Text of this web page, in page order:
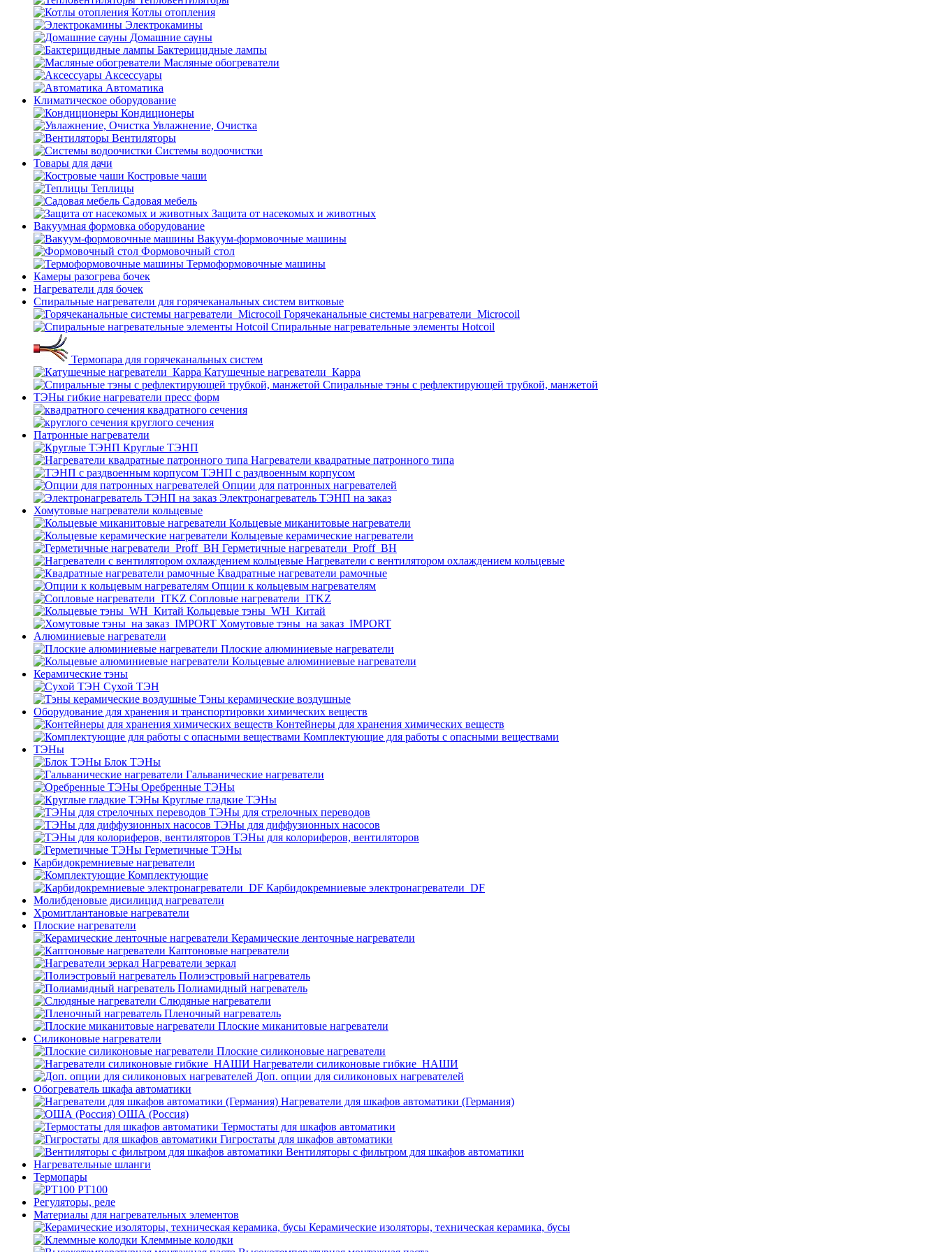
Котлы отопления
Электрокамины
Домашние сауны
Бактерицидные лампы
Масляные обогреватели
Аксессуары
Автоматика
Климатическое оборудование
Кондиционеры
Увлажнение, Очистка
Вентиляторы
Системы водоочистки
Товары для дачи
Костровые чаши
Теплицы
Садовая мебель
Защита от насекомых и животных
Вакуумная формовка оборудование
Вакуум-формовочные машины
Формовочный стол
Термоформовочные машины
Камеры разогрева бочек
Нагреватели для бочек
Спиральные нагреватели для горячеканальных систем витковые
Горячеканальные системы нагреватели_Microcoil
Спиральные нагревательные элементы Hotcoil
Термопара для горячеканальных систем
Катушечные нагреватели_Карра
Спиральные тэны с рефлектирующей трубкой, манжетой
ТЭНы гибкие нагреватели пресс форм
квадратного сечения
круглого сечения
Патронные нагреватели
Круглые ТЭНП
Нагреватели квадратные патронного типа
ТЭНП с раздвоенным корпусом
Опции для патронных нагревателей
Электронагреватель ТЭНП на заказ
Хомутовые нагреватели кольцевые
Кольцевые миканитовые нагреватели
Кольцевые керамические нагреватели
Герметичные нагреватели_Proff_BH
Нагреватели с вентилятором охлаждением кольцевые
Квадратные нагреватели рамочные
Опции к кольцевым нагревателям
Cопловые нагреватели_ITKZ
Кольцевые тэны_WH_Китай
Хомутовые тэны_на заказ_IMPORT
Алюминиевые нагреватели
Плоские алюминиевые нагреватели
Кольцевые алюминиевые нагреватели
Керамические тэны
Сухой ТЭН
Тэны керамические воздушные
Оборудование для хранения и транспортировки химических веществ
Контейнеры для хранения химических веществ
Комплектующие для работы с опасными веществами
ТЭНы
Блок ТЭНы
Гальванические нагреватели
Оребренные ТЭНы
Круглые гладкие ТЭНы
ТЭНы для стрелочных переводов
ТЭНы для диффузионных насосов
ТЭНы для колориферов, вентиляторов
Герметичные ТЭНы
Карбидокремниевые нагреватели
Комплектующие
Карбидокремниевые электронагреватели_DF
Молибденовые дисилицид нагреватели
Хромитлантановые нагреватели
Плоские нагреватели
Керамические ленточные нагреватели
Каптоновые нагреватели
Нагреватели зеркал
Полиэстровый нагреватель
Полиамидный нагреватель
Слюдяные нагреватели
Пленочный нагреватель
Плоские миканитовые нагреватели
Силиконовые нагреватели
Плоские силиконовые нагреватели
Нагреватели силиконовые гибкие_НАШИ
Доп. опции для силиконовых нагревателей
Обогреватель шкафа автоматики
Нагреватели для шкафов автоматики (Германия)
ОША (Россия)
Термостаты для шкафов автоматики
Гигростаты для шкафов автоматики
Вентиляторы с фильтром для шкафов автоматики
Нагревательные шланги
Термопары
PT100
Регуляторы, реле
Материалы для нагревательных элементов
Керамические изоляторы, техническая керамика, бусы
Клеммные колодки